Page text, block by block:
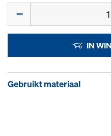
IN
Gebruikt materiaal